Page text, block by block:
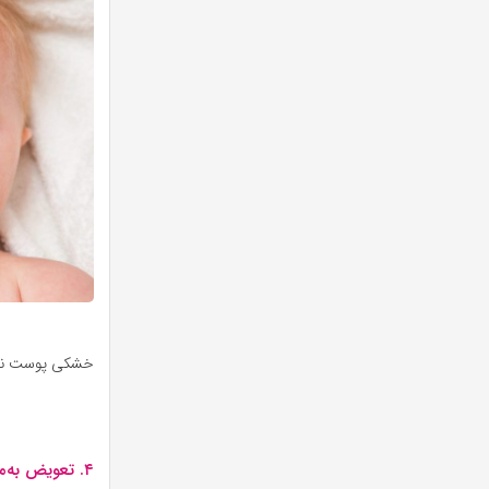
خشکی پوست
۴. تعویض به‌موقع پوشک و استفاده از کرم‌های محافظ